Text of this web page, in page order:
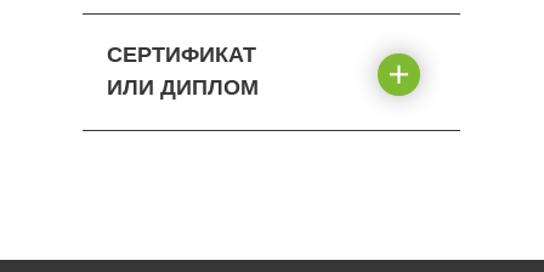
СЕРТИФИКАТ
ИЛИ ДИПЛОМ